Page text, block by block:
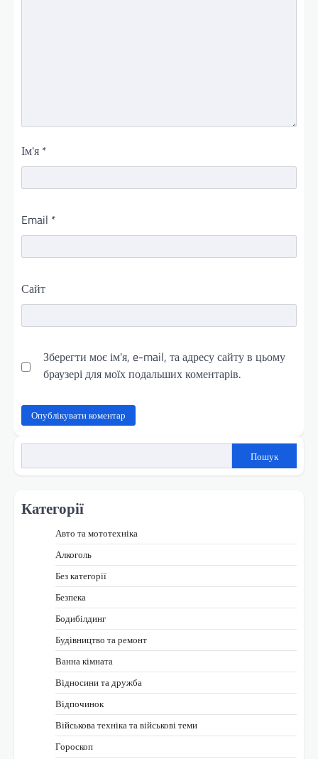
Ім'я *
Email *
Сайт
Зберегти моє ім'я, e-mail, та адресу сайту в цьому
браузері для моїх подальших коментарів.
Пошук
Категорії
Авто та мототехніка
Алкоголь
Без категорії
Безпека
Бодибілдинг
Будівництво та ремонт
Ванна кімната
Відносини та дружба
Відпочинок
Військова техніка та військові теми
Гороскоп